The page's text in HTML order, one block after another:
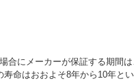
合にメーカーが保証する期間
寿命はおおよそ8年から10年と